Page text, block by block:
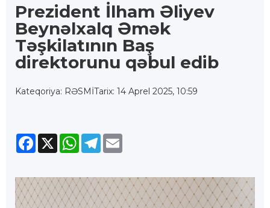
Prezident İlham Əliyev
Beynəlxalq Əmək
Təşkilatının Baş
direktorunu qəbul edib
Kateqoriya: RƏSMİTarix: 14 Aprel 2025, 10:59
Facebook
X WhatsApp
Telegram